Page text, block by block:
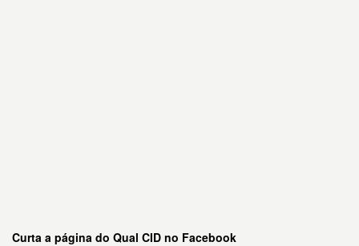
Curta a página do Qual CID no Facebook